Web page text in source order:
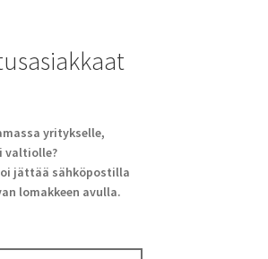
yritykselle,
valtiolle?
jättää sähköpostilla
lomakkeen avulla.